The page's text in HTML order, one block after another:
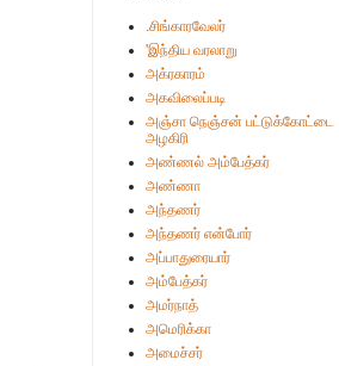
.சிங்காரவேலர்
'இந்திய வரலாறு
அக்ரகாரம்
அகவிலைப்படி
அஞ்சா நெஞ்சன் பட்டுக்கோட்டை
அழகிரி
அண்ணல் அம்பேத்கர்
அண்ணா
அந்தணர்
அந்தணர் என்போர்
அப்பாதுரையார்
அம்பேத்கர்
அமர்நாத்
அமெரிக்கா
அமைச்சர்